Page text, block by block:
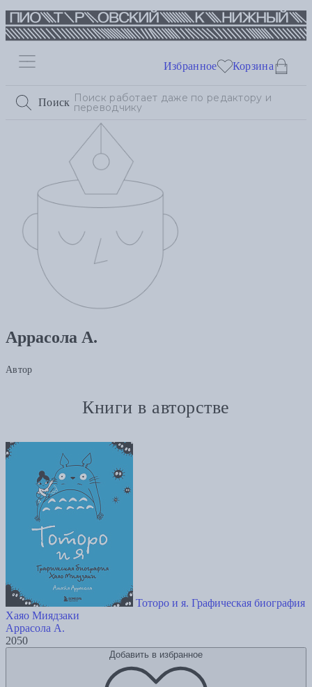
Поиск
Избранное Корзина
Аррасола А.
Автор
Книги в авторстве
Тоторо и я. Графическая биография
Хаяо Миядзаки
Аррасола А.
2050
Добавить в избранное